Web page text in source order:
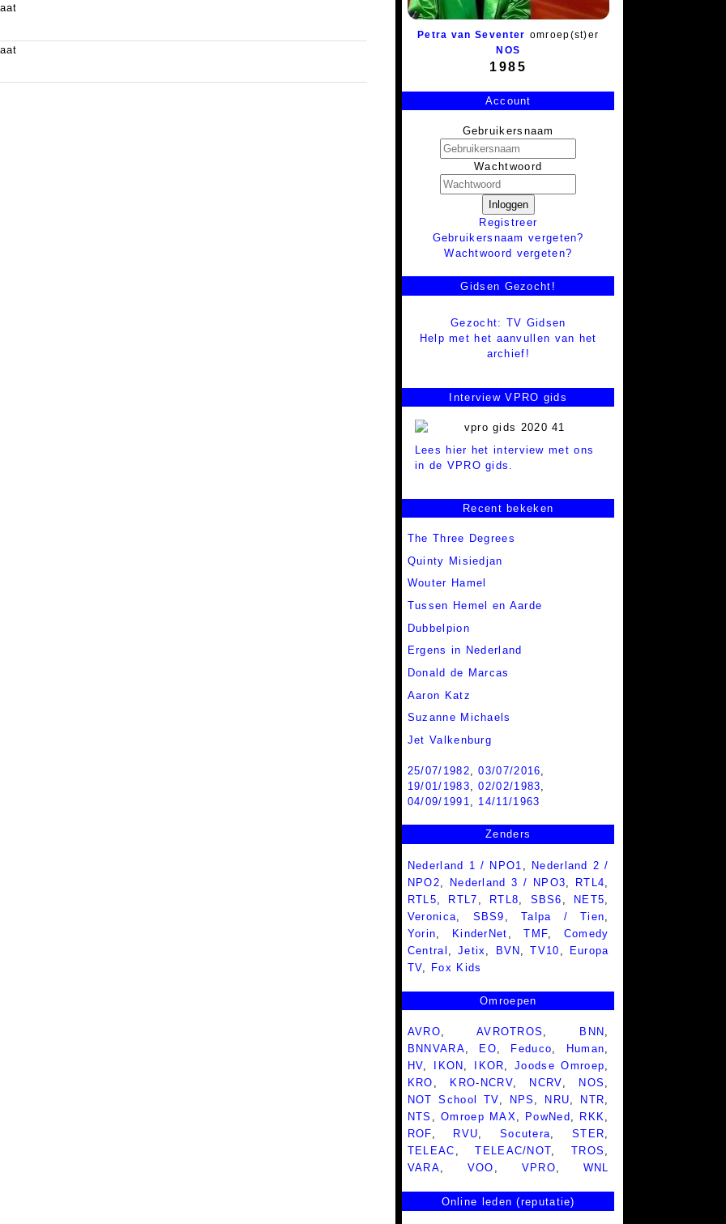
Petra van Seventer omroep(st)er
NOS
1985
Account
Gebruikersnaam
Wachtwoord
Inloggen
Registreer
Gebruikersnaam vergeten?
Wachtwoord vergeten?
Gidsen Gezocht!
Gezocht: TV Gidsen
Help met het aanvullen van het
archief!
Interview VPRO gids
Lees hier het interview met ons
in de VPRO gids.
Recent bekeken
The Three Degrees
Quinty Misiedjan
Wouter Hamel
Tussen Hemel en Aarde
Dubbelpion
Ergens in Nederland
Donald de Marcas
Aaron Katz
Suzanne Michaels
Jet Valkenburg
25/07/1982,03/07/2016,
19/01/1983,02/02/1983,
04/09/1991, 14/11/1963
Zenders
Nederland 1 / NPO1
Nederland 2 /
NPO2
Nederland 3 / NPO3 RTL4
RTL5
RTL7 RTL8 SBS6 NET5
Veronica
SBS9 ,Talpa / Tien
Yorin
KinderNet ,TMF
Comedy
Central
Jetix BVN ,TV10
Europa
TV
Fox Kids
Omroepen
AVRO, AVROTROS , BNN ,
BNNVARA, EO, Feduco, Human,
HV, IKON , IKOR,Joodse Omroep,
KRO , KRO-NCRV, NCRV, NOS ,
NOT School TV, NPS , NRU, NTR,
NTS ,Omroep MAX, PowNed , RKK,
ROF, RVU, Socutera,STER,
TELEAC ,TELEAC/NOT,TROS ,
VARA, VOO , VPRO, WNL
Online leden (reputatie)